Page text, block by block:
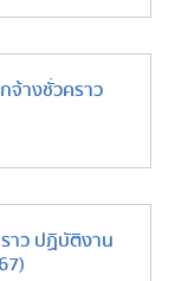
จ้างชั่วคราว
าว ปฏิบัติงาน